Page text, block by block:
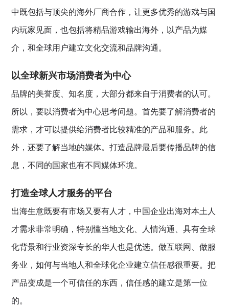
中既包括与顶尖的海外厂商合作，让更多优秀的游戏与国
内玩家见面，也包括将精品游戏输出海外，以产品为媒
介，和全球用户建立文化交流和品牌沟通。
以全球新兴市场消费者为中心
品牌的美誉度、知名度，大部分都来自于消费者的认可。
所以，要以消费者为中心思考问题。首先要了解消费者的
需求，才可以提供给消费者比较精准的产品和服务。此
外，还要了解当地的媒体。打造品牌最后要传播品牌的信
息，不同的国家也有不同媒体环境。
打造全球人才服务的平台
出海生意既要有市场又要有人才，中国企业出海对本土人
才需求非常明确，特别懂当地文化、人情沟通、具有全球
化背景和行业资深专长的华人也是优选。做互联网、做服
务业，如何与当地人和全球化企业建立信任感很重要。把
产品变成是一个可信任的东西，信任感的建立是第一位
的。